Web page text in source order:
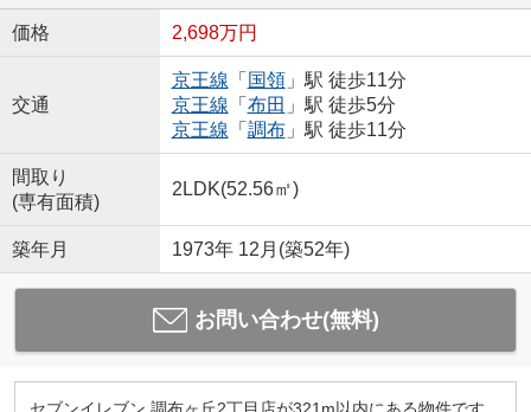
価格 2,698万円
交通
京王線 「 国領」駅 徒歩11分
京王線 「 布田 」駅 徒歩5分
京王線 「 調布」駅 徒歩11分
間取り
(専有面積)
2LDK(52.56㎡)
築年月 1973年 12月(築52年)
お問い合わせ(無料)